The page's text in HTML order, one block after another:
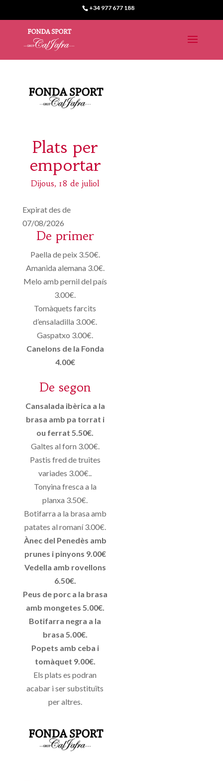
+34 977 677 188
Plats per
emportar
Dijous, 18 de juliol
Expirat des de
07/08/2026
De primer
Paella de peix 3.50€.
Amanida alemana 3.0€.
Melo amb pernil del país
3.00€.
Tomàquets farcits
d’ensaladilla 3.00€.
Gaspatxo 3.00€.
Canelons de la Fonda
4.00€
De segon
Cansalada ibèrica a la
brasa amb pa torrat i
ou ferrat 5.50€.
Galtes al forn 3.00€.
Pastis fred de truites
variades 3.00€..
Tonyina fresca a la
planxa 3.50€.
Botifarra a la brasa amb
patates al romaní 3.00€.
Ànec del Penedès amb
prunes i pinyons 9.00€
Vedella amb rovellons
6.50€.
Peus de porc a la brasa
amb mongetes 5.00€.
Botifarra negra a la
brasa 5.00€.
Popets amb ceba i
tomàquet 9.00€.
Els plats es podran
acabar i ser substituïts
per altres.